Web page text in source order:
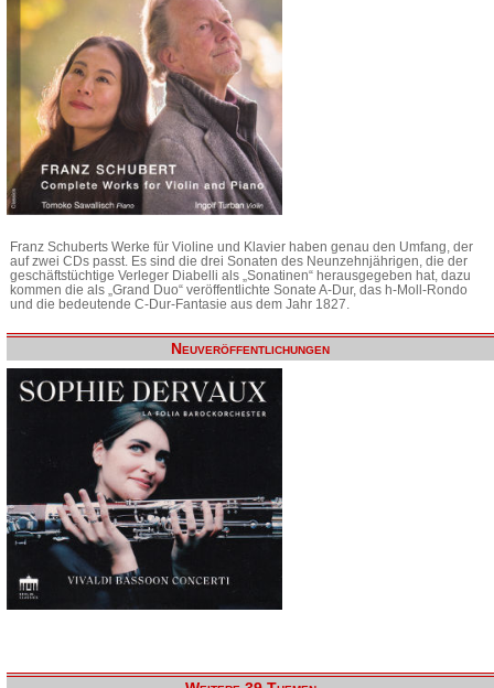
Franz Schuberts Werke für Violine und Klavier haben genau den Umfang, der
auf zwei CDs passt. Es sind die drei Sonaten des Neunzehnjährigen, die der
geschäftstüchtige Verleger Diabelli als „Sonatinen“ herausgegeben hat, dazu
kommen die als „Grand Duo“ veröffentlichte Sonate A-Dur, das h-Moll-Rondo
und die bedeutende C-Dur-Fantasie aus dem Jahr 1827.
Neuveröffentlichungen